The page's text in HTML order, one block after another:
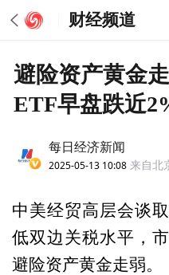
财经频道
避险资产黄金
ETF早盘跌近
每日经济新闻
2025-05-13 10:08 来自北
中美经贸高层会谈
低双边关税水平，
避险资产黄金走弱。